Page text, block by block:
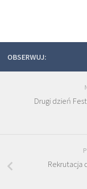
OBSERWUJ:
Drugi dzień
Rekrutacja